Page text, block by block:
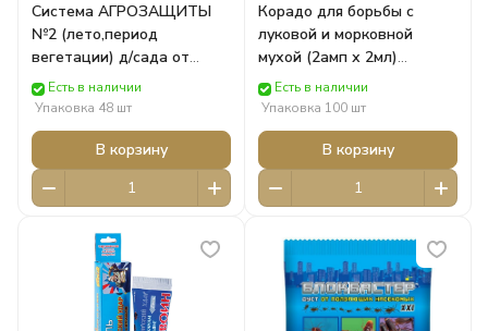
Система АГРОЗАЩИТЫ
№2 (лето,период
вегетации) д/сада от
вредителей и болезней
(Кортлис+Дискор) кар/п
САД Ваше Хозяйство ВСЕ
ДЛЯ САДА
Есть в наличии
Упаковка 48 шт
В корзину
Корадо для борьбы с
луковой и морковной
мухой (2амп х 2мл)
блистер САД Ваше
Хозяйство ВСЕ ДЛЯ САДА
Есть в наличии
Упаковка 100 шт
В корзину